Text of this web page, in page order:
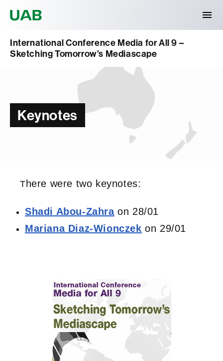
International Conference Media for All 9 –
Sketching Tomorrow’s Mediascape
Keynotes
T here were two keynotes:
Shadi Abou-Zahraon 28/01
Mariana Diaz-Wionczek on 29/01